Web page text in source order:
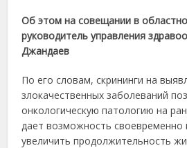
Об этом на совещании в
руководитель управления
Джандаев
По его словам, скрининги на
злокачественных заболеваний
онкологическую патологию на
дает возможность своевременно
увеличить продолжительность